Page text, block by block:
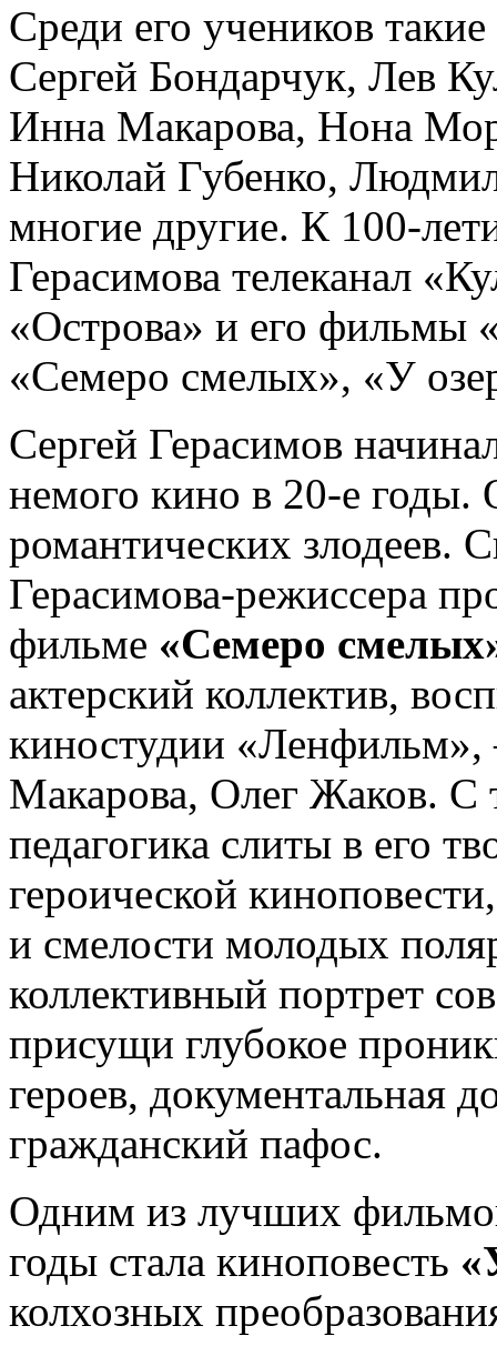
Среди его учеников
Сергей Бондарчук, Лев
Инна Макарова, Нона
Николай Губенко,
многие другие. К 100-
Герасимова телеканал
«Острова» и его фильмы
«Семеро смелых», «У
Сергей Герасимов
немого кино в 20-е годы.
романтических злодеев.
Герасимова-режиссера
фильме «Семеро
актерский коллектив,
киностудии
Макарова, Олег Жаков. С
педагогика слиты в его
героической
и смелости молодых
коллективный портрет
присущи глубокое
героев, документальная
гражданский пафос.
Одним из лучших
годы стала киноповесть
колхозных